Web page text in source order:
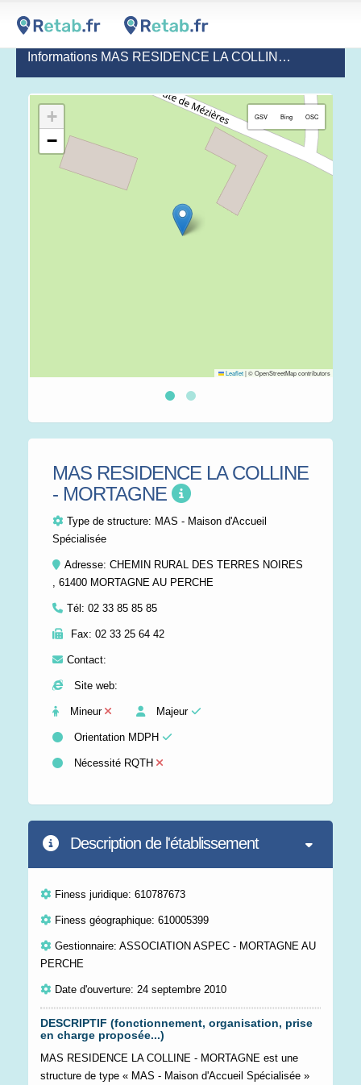
Informations MAS RESIDENCE LA COLLINE - MORTAGNE
+
−
GSV Bing OSC
Leaflet|© OpenStreetMap contributors
MAS RESIDENCE LA COLLINE
- MORTAGNE
Type de structure: MAS - Maison d'Accueil
Spécialisée
Adresse: CHEMIN RURAL DES TERRES NOIRES
, 61400 MORTAGNE AU PERCHE
Tél: 02 33 85 85 85
Fax: 02 33 25 64 42
Contact:
Site web:
Mineur Majeur
Orientation MDPH
Nécessité RQTH
Description de l'établissement
Finess juridique: 610787673
Finess géographique: 610005399
Gestionnaire: ASSOCIATION ASPEC - MORTAGNE AU
PERCHE
Date d'ouverture: 24 septembre 2010
DESCRIPTIF (fonctionnement, organisation, prise
en charge proposée...)
MAS RESIDENCE LA COLLINE - MORTAGNE est une
structure de type « MAS - Maison d'Accueil Spécialisée »